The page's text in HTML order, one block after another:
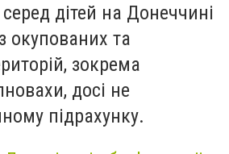
дітей на Донеччині
окупованих та
зокрема
досі не
підрахунку.